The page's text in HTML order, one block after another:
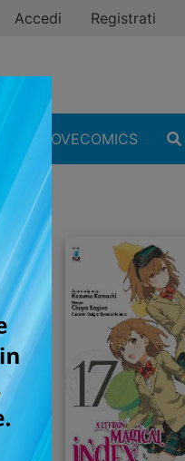
Accedi Registrati
#ILOVECOMICS